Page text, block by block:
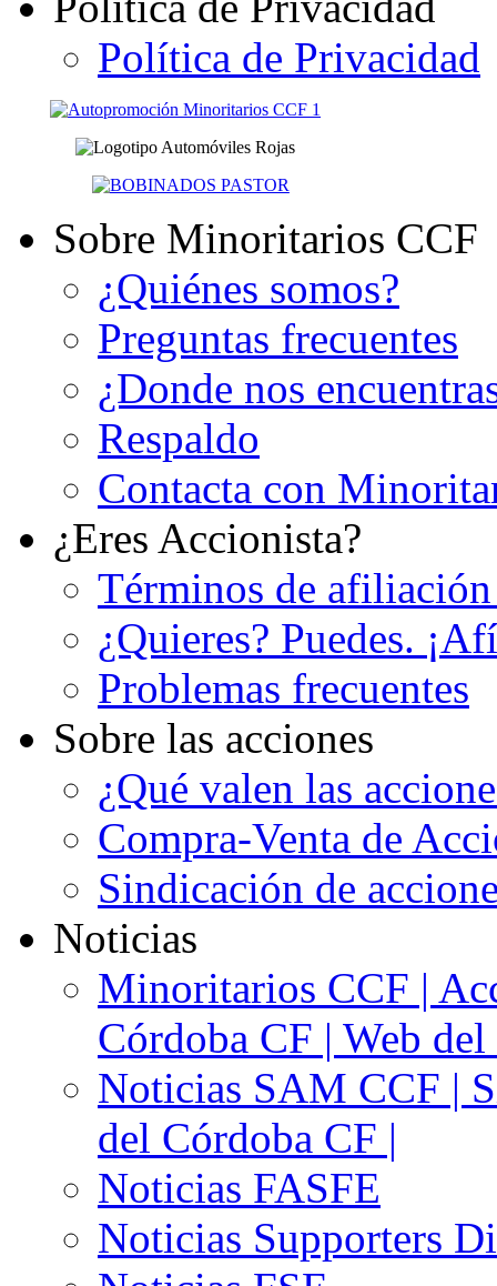
Política de Privacidad
Sobre Minoritarios CCF
¿Quiénes somos?
Preguntas frecuentes
¿Donde nos
Respaldo
Contacta con
¿Eres Accionista?
Términos de
¿Quieres? Puedes.
Problemas frecuentes
Sobre las acciones
¿Qué valen las
Compra-Venta de
Sindicación de
Noticias
Minoritarios CCF |
Córdoba CF | Web
Noticias SAM CCF |
del Córdoba CF |
Noticias FASFE
Noticias Supporters